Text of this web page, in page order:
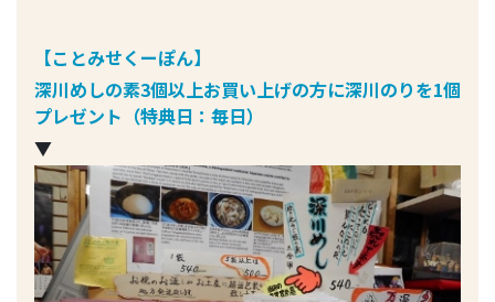
【ことみせくーぽん】
深川めしの素3個以上お買い上げの方に深川のりを1個
プレゼント（特典日：毎日）
▼